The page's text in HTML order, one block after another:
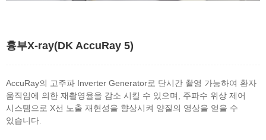
흉부X-ray(DK AccuRay 5)
AccuRay의 고주파 Inverter Generator로 단시간 촬영 가능하여 환자
움직임에 의한 재촬영율을 감소 시킬 수 있으며, 주파수 위상 제어
시스템으로 X선 노출 재현성을 향상시켜 양질의 영상을 얻을 수
있습니다.